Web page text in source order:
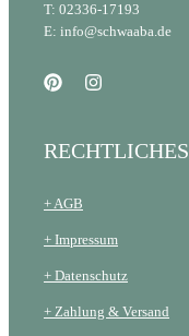
T: 02336-17193
E: info@schwaaba.de
RECHTLICHES
+ AGB
+ Impressum
+ Datenschutz
+ Zahlung & Versand